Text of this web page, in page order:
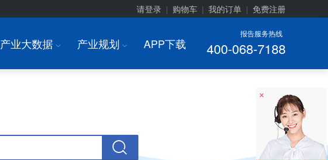
请登录 购物车 我的订单 免费注册
报告服务热线
400-068-7188
产业大数据 I 产业规划 I APP下载
×